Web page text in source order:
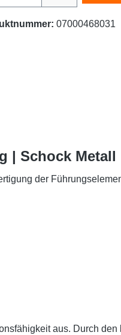
07000468031
| Schock Metall
der
aus. Durch